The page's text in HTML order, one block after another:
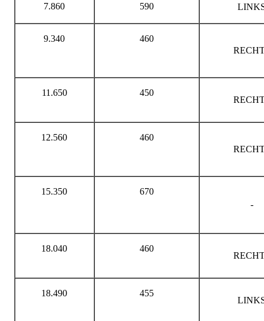
7.860 590
9.340
460
11.650 450
12.560
460
15.350
670
-
18.040 460
18.490 455